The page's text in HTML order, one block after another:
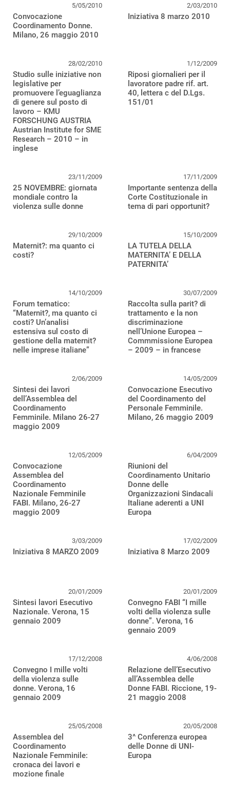
5/05/2010
Convocazione
Coordinamento Donne.
Milano, 26 maggio 2010
2/03/2010
Iniziativa 8 marzo 2010
28/02/2010
Studio sulle iniziative non
legislative per
promuovere l’eguaglianza
di genere sul posto di
lavoro – KMU
FORSCHUNG AUSTRIA
Austrian Institute for SME
Research – 2010 – in
inglese
1/12/2009
Riposi giornalieri per il
lavoratore padre rif. art.
40, lettera c del D.Lgs.
151/01
23/11/2009
25 NOVEMBRE: giornata
mondiale contro la
violenza sulle donne
17/11/2009
Importante sentenza della
Corte Costituzionale in
tema di pari opportunit?
29/10/2009
Maternit?: ma quanto ci
costi?
15/10/2009
LA TUTELA DELLA
MATERNITA’ E DELLA
PATERNITA’
14/10/2009
Forum tematico:
“Maternit?, ma quanto ci
costi? Un’analisi
estensiva sul costo di
gestione della maternit?
nelle imprese italiane”
30/07/2009
Raccolta sulla parit? di
trattamento e la non
discriminazione
nell’Unione Europea –
Commmissione Europea
– 2009 – in francese
2/06/2009
Sintesi dei lavori
dell’Assemblea del
Coordinamento
Femminile. Milano 26-27
maggio 2009
14/05/2009
Convocazione Esecutivo
del Coordinamento del
Personale Femminile.
Milano, 26 maggio 2009
12/05/2009
Convocazione
Assemblea del
Coordinamento
Nazionale Femminile
FABI. Milano, 26-27
maggio 2009
6/04/2009
Riunioni del
Coordinamento Unitario
Donne delle
Organizzazioni Sindacali
Italiane aderenti a UNI
Europa
3/03/2009
Iniziativa 8 MARZO 2009
17/02/2009
Iniziativa 8 Marzo 2009
20/01/2009
Sintesi lavori Esecutivo
Nazionale. Verona, 15
gennaio 2009
20/01/2009
Convegno FABI “I mille
volti della violenza sulle
donne”. Verona, 16
gennaio 2009
17/12/2008
Convegno I mille volti
della violenza sulle
donne. Verona, 16
gennaio 2009
4/06/2008
Relazione dell’Esecutivo
all’Assemblea delle
Donne FABI. Riccione, 19-
21 maggio 2008
25/05/2008
Assemblea del
Coordinamento
Nazionale Femminile:
cronaca dei lavori e
mozione finale
20/05/2008
3^ Conferenza europea
delle Donne di UNI-
Europa